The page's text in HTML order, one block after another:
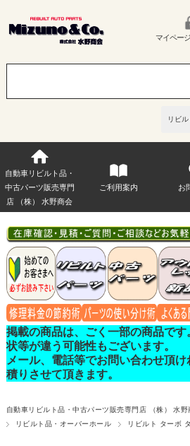
リビル
マイペー
自動車リビルト品・
中古パーツ販売専門
店 （株） 水野商会
ご利用案内 お
掲載の商品は、ごく一部の商品で
状等が違う可能性もございます。
メール、電話等でお問い合わせ頂
積りさせて頂きます。
自動車リビルト品・中古パーツ販売専門店 （株） 水野
リビルト品・オーバーホール
リビルト ターボ